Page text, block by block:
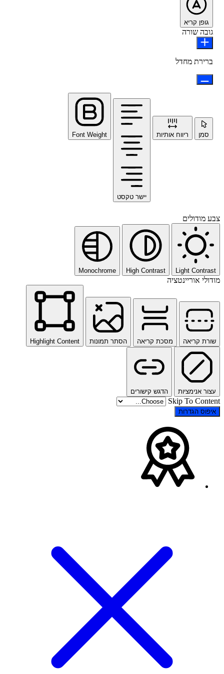
גופן קריא
גובה שורה
ברירת מחדל
סמן ריווח אותיות
יישר טקסט
Font Weight
צבע מודולים
Light Contrast
High Contrast
Monochrome
מודולי אוריינטציה
שורת קריאה מסכת קריאה הסתר תמונות Highlight Content
עצור אנימציות הדגש קישורים
Skip To Content
איפוס הגדרות